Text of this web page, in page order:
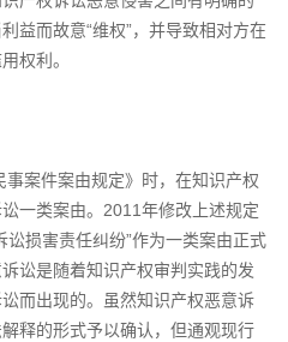
益而故意“维权”，并导致相对方在
权利。
案件案由规定》时，在知识产权
一类案由。2011年修改上述规定
讼损害责任纠纷”作为一类案由正式
讼是随着知识产权审判实践的发
而出现的。虽然知识产权恶意诉
释的形式予以确认，但通观现行